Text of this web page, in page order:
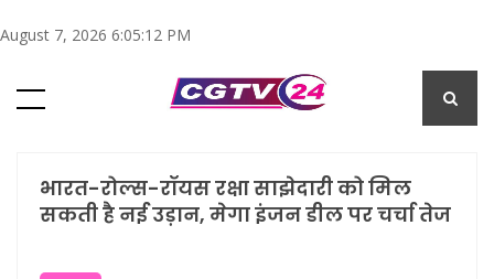
August 7, 2026 6:05:13 PM
भारत-रोल्स-रॉयस रक्षा साझेदारी को मिल
सकती है नई उड़ान, मेगा इंजन डील पर चर्चा तेज